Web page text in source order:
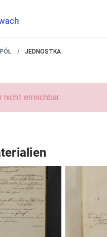
JEDNOSTKA
erreichbar.